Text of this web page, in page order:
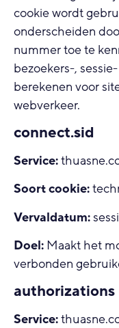
cookie wordt
onderscheiden
nummer toe te
bezoekers-,
berekenen voor
webverkeer.
connect.sid
Service:
Soort cookie:
Vervaldatum:
Doel: Maakt het
verbonden
authorizations
Service: